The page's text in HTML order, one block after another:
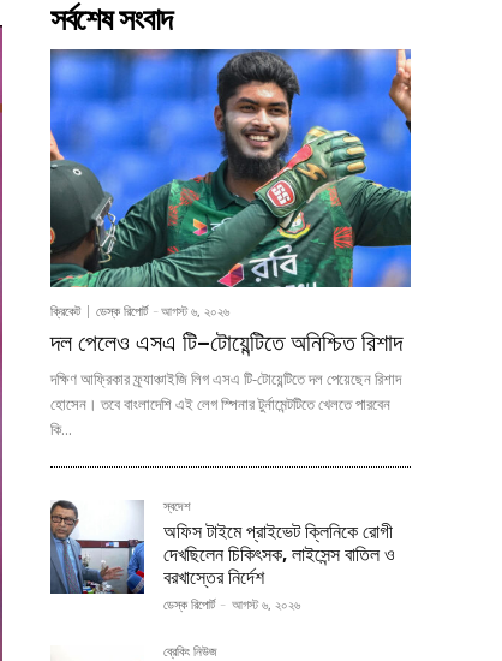
সর্বশেষ সংবাদ
ক্রিকেট ডেস্ক রিপোর্ট - আগস্ট ৬, ২০২৬
দল পেলেও এসএ টি–টোয়েন্টিতে অনিশ্চিত রিশাদ
দক্ষিণ আফ্রিকার ফ্র্যাঞ্চাইজি লিগ এসএ টি-টোয়েন্টিতে দল পেয়েছেন রিশাদ
হোসেন। তবে বাংলাদেশি এই লেগ স্পিনার টুর্নামেন্টটিতে খেলতে পারবেন
কি...
স্বদেশ
অফিস টাইমে প্রাইভেট ক্লিনিকে রোগী
দেখছিলেন চিকিৎসক, লাইসেন্স বাতিল ও
বরখাস্তের নির্দেশ
ডেস্ক রিপোর্ট - আগস্ট ৬, ২০২৬
ব্রেকিং নিউজ